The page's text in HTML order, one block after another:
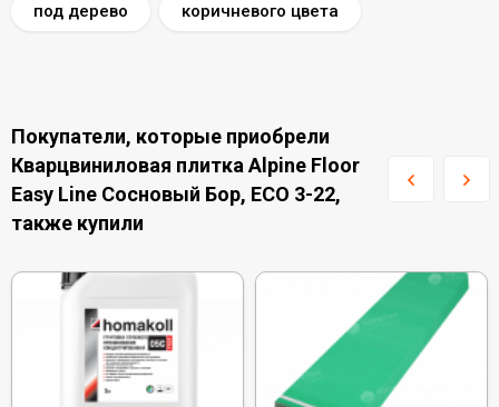
под дерево коричневого цвета
Покупатели, которые приобрели
Кварцвиниловая плитка Alpine Floor
Easy Line Сосновый Бор, ECO 3-22,
также купили